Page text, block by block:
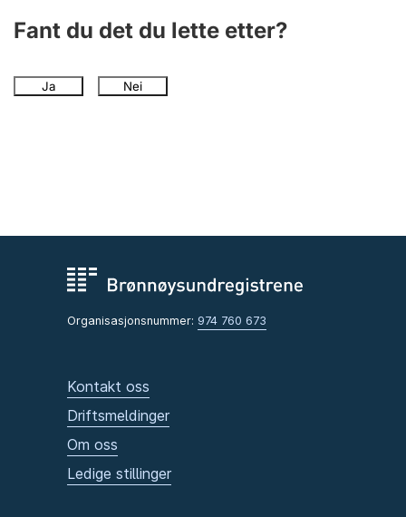
Fant du det du lette etter?
Ja Nei
Organisasjonsnummer: 974 760 673
Kontakt oss
Driftsmeldinger
Om oss
Ledige stillinger